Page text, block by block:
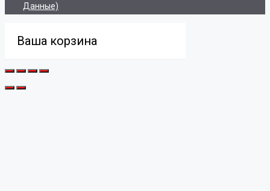
Данные)
Ваша корзина